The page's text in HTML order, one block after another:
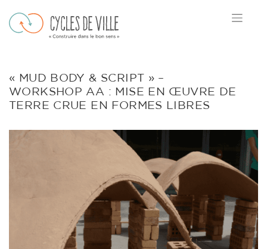
content
« MUD BODY & SCRIPT » –
WORKSHOP AA : MISE EN ŒUVRE DE
TERRE CRUE EN FORMES LIBRES